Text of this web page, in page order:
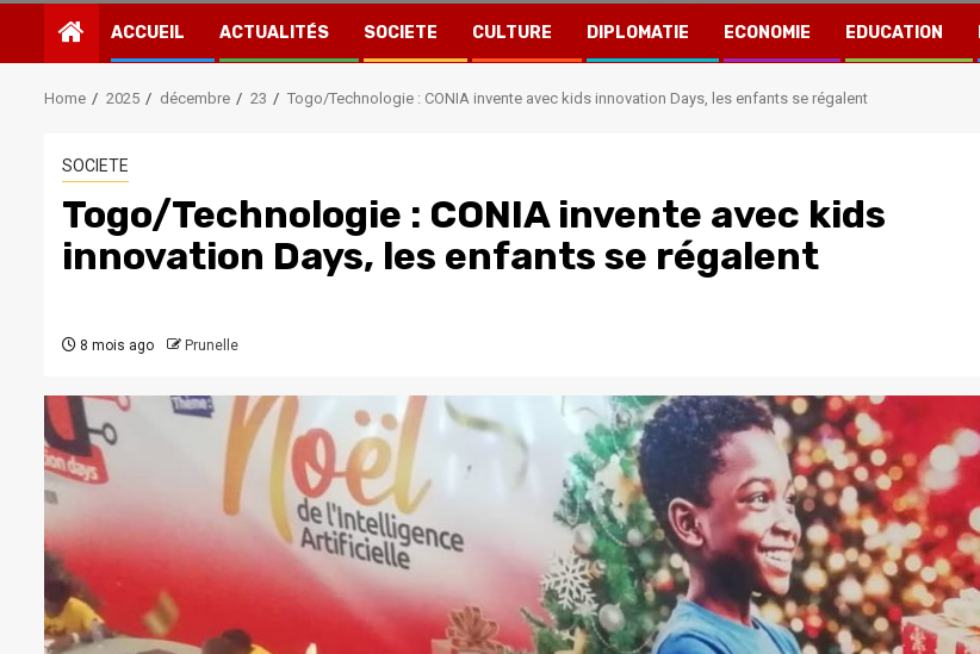
ACCUEIL ACTUALITÉS SOCIETE CULTURE DIPLOMATIE ECONOMIE EDUCATION
Home 2025 décembre 23 Togo/Technologie : CONIA invente avec kids innovation Days, les enfants se régalent
SOCIETE
Togo/Technologie : CONIA invente avec kids
innovation Days, les enfants se régalent
8 mois ago Prunelle